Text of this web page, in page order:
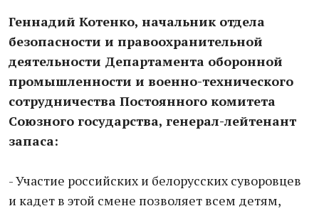
Геннадий Котенко, начальник отдела
безопасности и правоохранительной
деятельности Департамента оборонной
промышленности и военно-технического
сотрудничества Постоянного комитета
Союзного государства, генерал-лейтенант
запаса:
- Участие российских и белорусских суворовцев
и кадет в этой смене позволяет всем детям,